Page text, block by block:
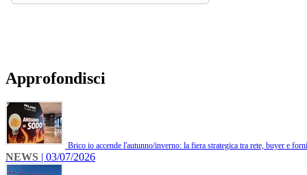
Approfondisci
Brico io accende l'autunno/inverno: la fiera strategica tra rete, buyer e
NEWS | 03/07/2026